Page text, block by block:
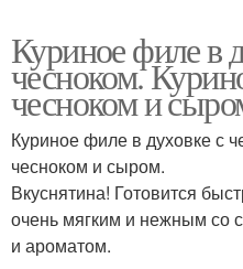
Куриное филе в
чесноком.
чесноком и
Куриное филе в духовке с
чесноком и сыром.
Вкуснятина! Готовится
очень мягким и нежным со
и ароматом.